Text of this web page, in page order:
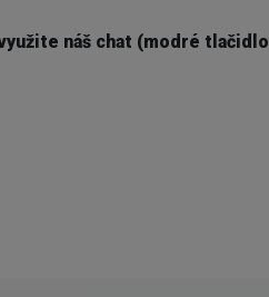
náš chat (modré tlačidlo